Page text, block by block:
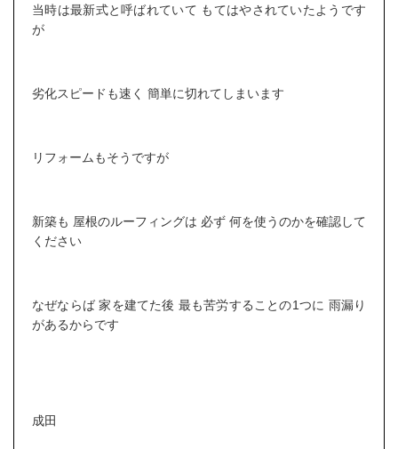
当時は最新式と呼ばれていて もてはやされていたようです
が
劣化スピードも速く 簡単に切れてしまいます
リフォームもそうですが
新築も 屋根のルーフィングは 必ず 何を使うのかを確認して
ください
なぜならば 家を建てた後 最も苦労することの1つに 雨漏り
があるからです
成田